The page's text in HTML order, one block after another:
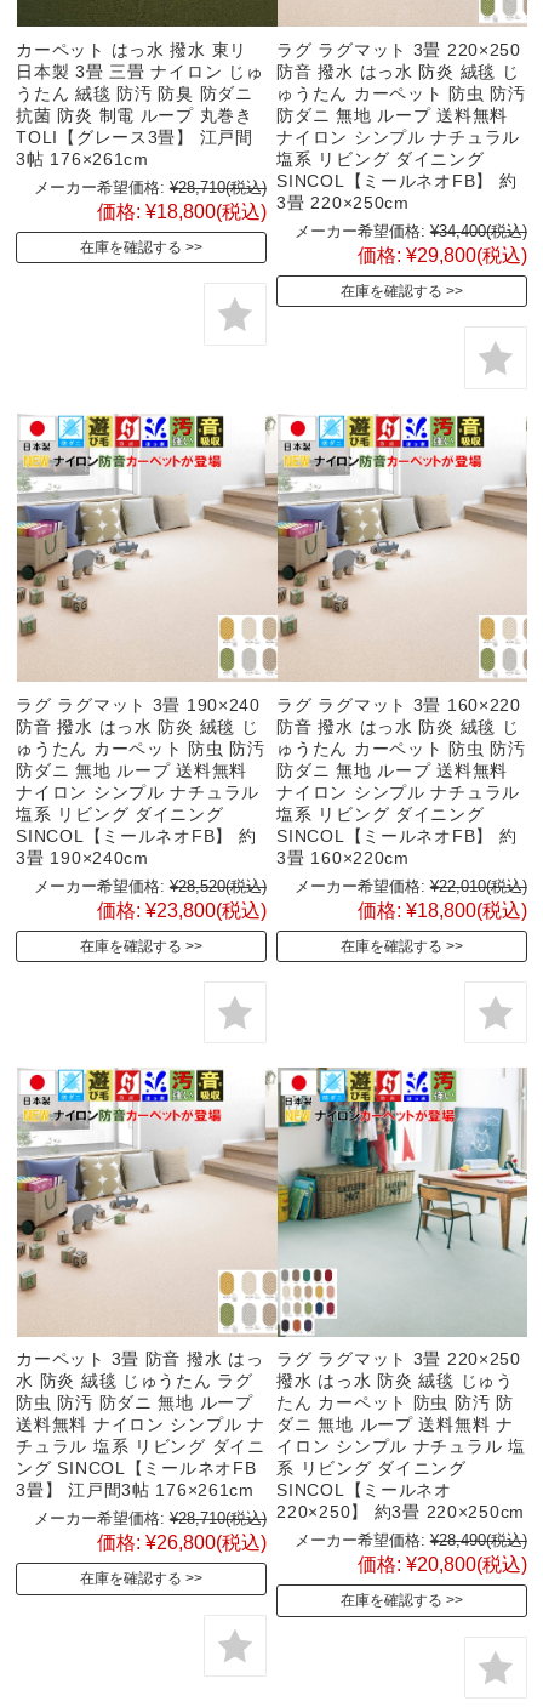
カーペット はっ水 撥水 東リ
日本製 3畳 三畳 ナイロン じゅ
うたん 絨毯 防汚 防臭 防ダニ
抗菌 防炎 制電 ループ 丸巻き
TOLI【グレース3畳】 江戸間
3帖 176×261cm
メーカー希望価格: ¥28,710(税込)
価格: ¥18,800(税込)
在庫を確認する
ラグ ラグマット 3畳 220×250
防音 撥水 はっ水 防炎 絨毯 じ
ゅうたん カーペット 防虫 防汚
防ダニ 無地 ループ 送料無料
ナイロン シンプル ナチュラル
塩系 リビング ダイニング
SINCOL【ミールネオFB】 約
3畳 220×250cm
メーカー希望価格: ¥34,400(税込)
価格: ¥29,800(税込)
在庫を確認する
ラグ ラグマット 3畳 190×240
防音 撥水 はっ水 防炎 絨毯 じ
ゅうたん カーペット 防虫 防汚
防ダニ 無地 ループ 送料無料
ナイロン シンプル ナチュラル
塩系 リビング ダイニング
SINCOL【ミールネオFB】 約
3畳 190×240cm
メーカー希望価格: ¥28,520(税込)
価格: ¥23,800(税込)
在庫を確認する
ラグ ラグマット 3畳 160×220
防音 撥水 はっ水 防炎 絨毯 じ
ゅうたん カーペット 防虫 防汚
防ダニ 無地 ループ 送料無料
ナイロン シンプル ナチュラル
塩系 リビング ダイニング
SINCOL【ミールネオFB】 約
3畳 160×220cm
メーカー希望価格: ¥22,010(税込)
価格: ¥18,800(税込)
在庫を確認する
カーペット 3畳 防音 撥水 はっ
水 防炎 絨毯 じゅうたん ラグ
防虫 防汚 防ダニ 無地 ループ
送料無料 ナイロン シンプル ナ
チュラル 塩系 リビング ダイニ
ング SINCOL【ミールネオFB
3畳】 江戸間3帖 176×261cm
メーカー希望価格: ¥28,710(税込)
価格: ¥26,800(税込)
在庫を確認する
ラグ ラグマット 3畳 220×250
撥水 はっ水 防炎 絨毯 じゅう
たん カーペット 防虫 防汚 防
ダニ 無地 ループ 送料無料 ナ
イロン シンプル ナチュラル 塩
系 リビング ダイニング
SINCOL【ミールネオ
220×250】 約3畳 220×250cm
メーカー希望価格: ¥28,490(税込)
価格: ¥20,800(税込)
在庫を確認する